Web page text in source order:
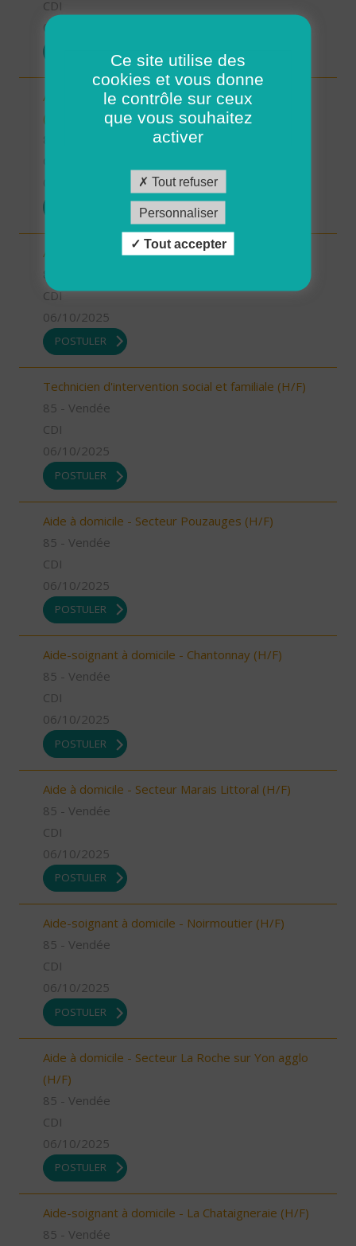
CDI
06/10/2025
Aide à domicile - Secteur Terres de Montaigu
(H/F)
Aide soignant à domicile - Bouin (H/F)
85 - Vendée
CDI
06/10/2025
POSTULER
Technicien d'intervention social et familiale (H/F)
85 - Vendée
CDI
06/10/2025
POSTULER
Aide à domicile - Secteur Pouzauges (H/F)
85 - Vendée
CDI
06/10/2025
POSTULER
Aide-soignant à domicile - Chantonnay (H/F)
85 - Vendée
CDI
06/10/2025
POSTULER
Aide à domicile - Secteur Marais Littoral (H/F)
85 - Vendée
CDI
06/10/2025
POSTULER
Aide-soignant à domicile - Noirmoutier (H/F)
85 - Vendée
CDI
06/10/2025
POSTULER
Aide à domicile - Secteur La Roche sur Yon agglo
(H/F)
85 - Vendée
CDI
06/10/2025
POSTULER
Aide-soignant à domicile - La Chataigneraie (H/F)
85 - Vendée
Ce site utilise des
cookies et vous donne
le contrôle sur ceux
que vous souhaitez
activer
Tout refuser
Personnaliser
Tout accepter